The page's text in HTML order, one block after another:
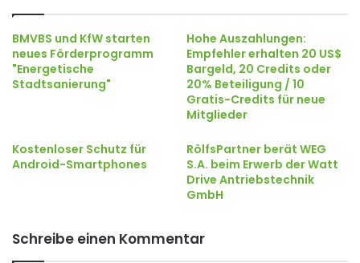
BMVBS und KfW starten
neues Förderprogramm
"Energetische
Stadtsanierung"
Hohe Auszahlungen:
Empfehler erhalten 20 US$
Bargeld, 20 Credits oder
20% Beteiligung / 10
Gratis-Credits für neue
Mitglieder
Kostenloser Schutz für
Android-Smartphones
RölfsPartner berät WEG
S.A. beim Erwerb der Watt
Drive Antriebstechnik
GmbH
Schreibe einen Kommentar